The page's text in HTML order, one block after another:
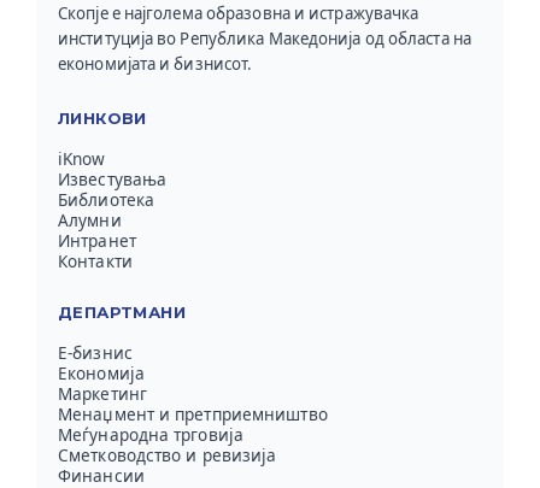
Скопје е најголема образовна и истражувачка
институција во Република Македонија од областа на
економијата и бизнисот.
ЛИНКОВИ
iKnow
Известувања
Библиотека
Алумни
Интранет
Контакти
ДЕПАРТМАНИ
Е-бизнис
Економија
Маркетинг
Менаџмент и претприемништво
Меѓународна трговија
Сметководство и ревизија
Финансии